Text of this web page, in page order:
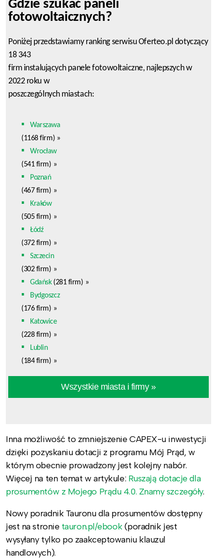
Gdzie szukać paneli
fotowoltaicznych?
Poniżej przedstawiamy ranking serwisu Oferteo.pl dotyczący
18 343
firm instalujących panele fotowoltaiczne, najlepszych w
2022 roku w
poszczególnych miastach:
Warszawa
(1168 firm) »
Wrocław
(541 firm) »
Poznań
(467 firm) »
Kraków
(505 firm) »
Łódź
(372 firm) »
Szczecin
(302 firm) »
Gdańsk (281 firm) »
Bydgoszcz
(176 firm) »
Katowice
(228 firm) »
Lublin
(184 firm) »
Wszystkie miasta i firmy »
Inna możliwość to zmniejszenie CAPEX-u inwestycji
dzięki pozyskaniu dotacji z programu Mój Prąd, w
którym obecnie prowadzony jest kolejny nabór.
Więcej na ten temat w artykule: Ruszają dotacje dla
prosumentów z Mojego Prądu 4.0. Znamy szczegóły.
Nowy poradnik Tauronu dla prosumentów dostępny
jest na stronie tauron.pl/ebook(poradnik jest
wysyłany tylko po zaakceptowaniu klauzul
handlowych).